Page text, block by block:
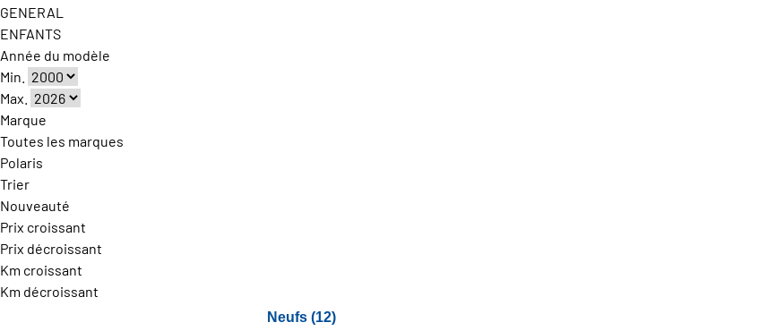
GENERAL
ENFANTS
Année du modèle
Min.
Max.
Marque
Toutes les marques
Polaris
Trier
Nouveauté
Prix croissant
Prix décroissant
Km croissant
Km décroissant
Neufs (12)